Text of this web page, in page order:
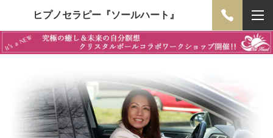
ヒプノセラピー『ソールハート』